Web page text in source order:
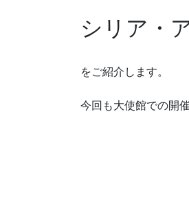
シリア・
をご紹介します。
今回も大使館での開